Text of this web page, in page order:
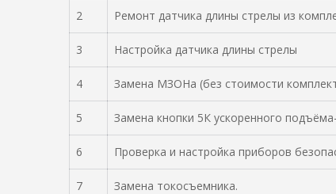
2 Ремонт датчика длины стрелы из
3 Настройка датчика длины стрелы
4 Замена МЗОНа (без стоимости
5 Замена кнопки 5К ускоренного
6 Проверка и настройка приборов
7 Замена токосъемника.